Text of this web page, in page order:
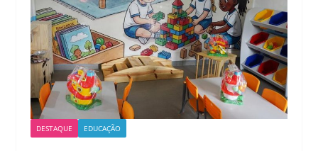
DESTAQUE EDUCAÇÃO